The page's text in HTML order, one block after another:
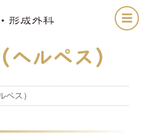
ヘルペス）
ペス）